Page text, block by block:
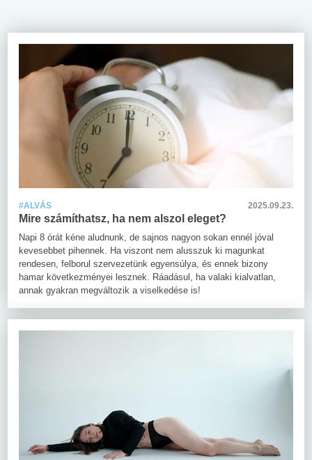
#ALVÁS 2025.09.23.
Mire számíthatsz, ha nem alszol eleget?
Napi 8 órát kéne aludnunk, de sajnos nagyon sokan ennél jóval
kevesebbet pihennek. Ha viszont nem alusszuk ki magunkat
rendesen, felborul szervezetünk egyensúlya, és ennek bizony
hamar következményei lesznek. Ráadásul, ha valaki kialvatlan,
annak gyakran megváltozik a viselkedése is!